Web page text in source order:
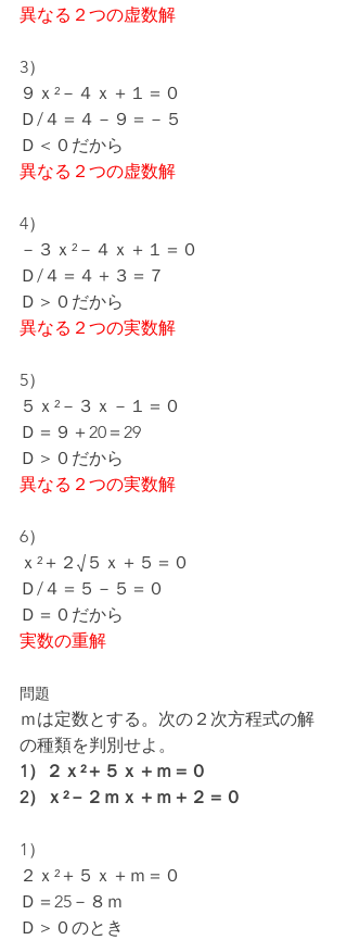
異なる２つの虚数解
3）
９ｘ²－４ｘ＋１＝０
Ｄ/４＝４－９＝－５
Ｄ＜０だから
異なる２つの虚数解
4）
－３ｘ²－４ｘ＋１＝０
Ｄ/４＝４＋３＝７
Ｄ＞０だから
異なる２つの実数解
5）
５ｘ²－３ｘ－１＝０
Ｄ＝９＋20＝29
Ｄ＞０だから
異なる２つの実数解
6）
ｘ²＋２√５ｘ＋５＝０
Ｄ/４＝５－５＝０
Ｄ＝０だから
実数の重解
問題
ｍは定数とする。次の２次方程式の解
の種類を判別せよ。
1）２ｘ²＋５ｘ＋ｍ＝０
2）ｘ²－２ｍｘ＋ｍ＋２＝０
1）
２ｘ²＋５ｘ＋ｍ＝０
Ｄ＝25－８ｍ
Ｄ＞０のとき